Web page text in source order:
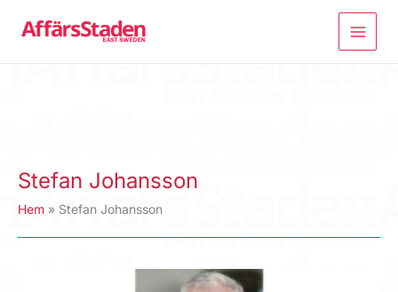
Stefan Johansson
Hem Stefan Johansson